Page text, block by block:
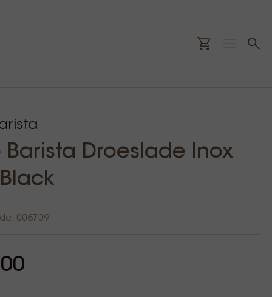
Barista Droeslade Inox
006709